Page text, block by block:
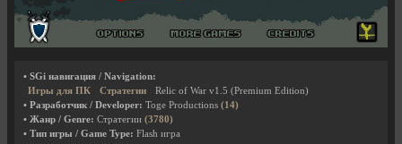
• SGi навигация / Navigation:
Игры для ПК
Стратегии
Relic of War v1.5 (Premium Edition)
• Разработчик / Developer: Toge Productions (14)
• Жанр / Genre: Стратегии (3780)
• Тип игры / Game Type: Flash игра